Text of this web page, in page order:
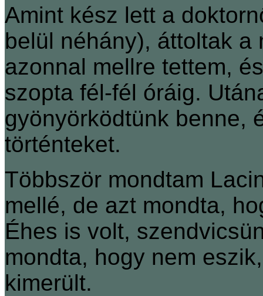
Amint kész lett a
belül néhány), áttoltak a
azonnal mellre tettem,
szopta fél-fél óráig.
gyönyörködtünk benne,
történteket.
Többször mondtam
mellé, de azt mondta,
Éhes is volt,
mondta, hogy nem
kimerült.